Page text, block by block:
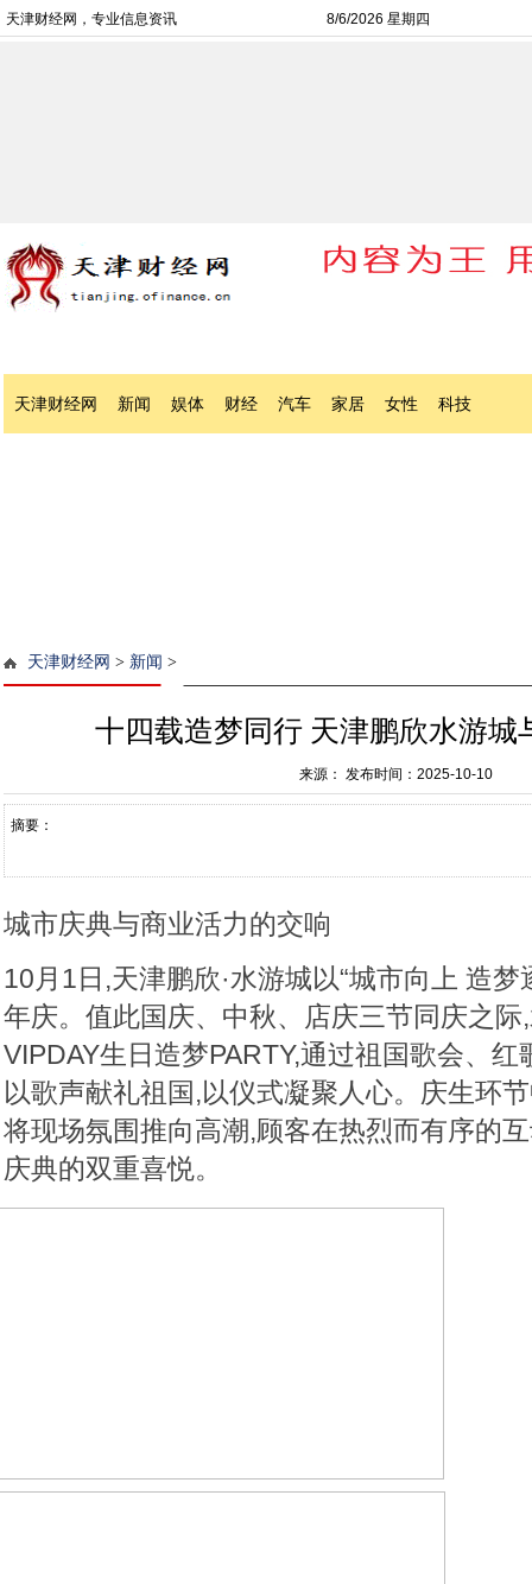
天津财经网，专业信息资讯 8/6/2026 星期四
天津财经网 新闻 娱体 财经 汽车 家居 女性 科技
天津财经网 > 新闻 >
十四载造梦同行 天津鹏欣水游城
来源： 发布时间：2025-10-10
摘要：
城市庆典与商业活力的交响
10月1日,天津鹏欣·水游城以“城市向上 造
年庆。值此国庆、中秋、店庆三节同庆之
VIPDAY生日造梦PARTY,通过祖国歌会、
以歌声献礼祖国,以仪式凝聚人心。庆生环
将现场氛围推向高潮,顾客在热烈而有序的
庆典的双重喜悦。